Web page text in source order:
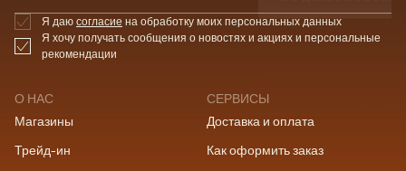
О НАС
Магазины
Трейд-ин
СЕРВИСЫ
Доставка и оплата
Как оформить заказ
Я даю согласие на обработку моих персональных данных
Я хочу получать сообщения о новостях и акциях и персональные
рекомендации